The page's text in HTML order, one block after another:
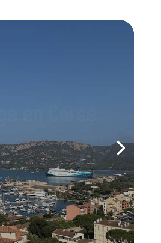
Le Voilier avec vue
sur le port de Bonifacio.
découverte de la cité
au restaurant Casa
canyoning dans les
naturelles de...